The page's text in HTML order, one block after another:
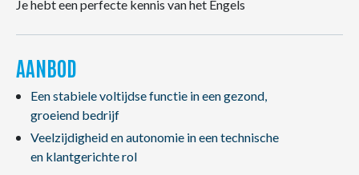
Je hebt een perfecte kennis van het Engels
AANBOD
Een stabiele voltijdse functie in een gezond,
groeiend bedrijf
Veelzijdigheid en autonomie in een technische
en klantgerichte rol